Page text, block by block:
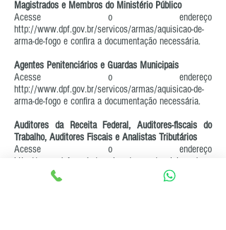
Magistrados e Membros do Ministério Público
Acesse o endereço
http://www.dpf.gov.br/servicos/armas/aquisicao-de-
arma-de-fogo e confira a documentação necessária.
Agentes Penitenciários e Guardas Municipais
Acesse o endereço
http://www.dpf.gov.br/servicos/armas/aquisicao-de-
arma-de-fogo e confira a documentação necessária.
Auditores da Receita Federal, Auditores-fiscais do
Trabalho, Auditores Fiscais e Analistas Tributários
Acesse o endereço
http://www.dpf.gov.br/servicos/armas/aquisicao-de-
arma-de-fogo
e confira a documentação necessária.